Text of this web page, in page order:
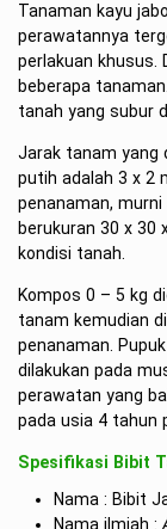
Tanaman kayu
perawatannya
perlakuan khusus.
beberapa
tanah yang subur
Jarak tanam yang
putih adalah 3 x 2
penanaman,
berukuran 30 x
kondisi tanah.
Kompos 0 – 5 kg
tanam kemudian
penanaman.
dilakukan pada
perawatan yang
pada usia 4 tahun
Spesifikasi Bibit
Nama : Bibit
Nama ilmiah :